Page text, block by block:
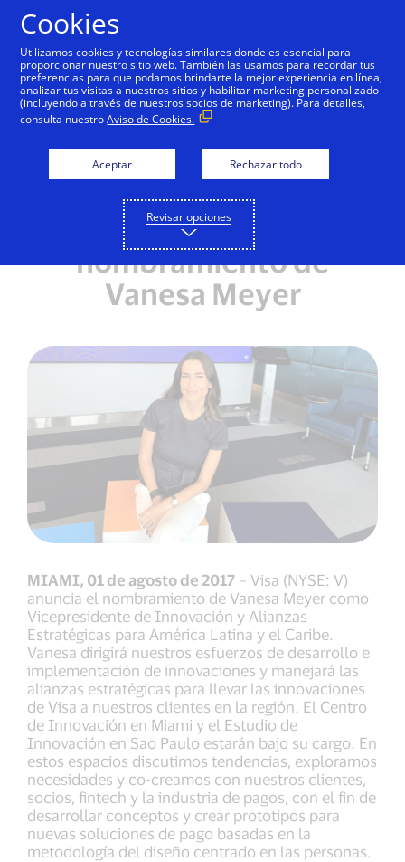
NOTAS DE PRENSA
Visa consolida esfuerzos
de innovación en
América Latina y el
Caribe con el
nombramiento de
Vanesa Meyer
MIAMI, 01 de agosto de 2017 – Visa (NYSE: V)
anuncia el nombramiento de Vanesa Meyer como
Vicepresidente de Innovación y Alianzas
Estratégicas para América Latina y el Caribe.
Vanesa dirigirá nuestros esfuerzos de desarrollo e
implementación de innovaciones y manejará las
alianzas estratégicas para llevar las innovaciones
de Visa a nuestros clientes en la región. El Centro
de Innovación en Miami y el Estudio de
Innovación en Sao Paulo estarán bajo su cargo. En
estos espacios discutimos tendencias, exploramos
necesidades y co-creamos con nuestros clientes,
socios, fintech y la industria de pagos, con el fin de
desarrollar conceptos y crear prototipos para
nuevas soluciones de pago basadas en la
metodología del diseño centrado en las personas.
Cookies
Utilizamos cookies y tecnologías similares donde es esencial para
proporcionar nuestro sitio web. También las usamos para recordar tus
preferencias para que podamos brindarte la mejor experiencia en línea,
analizar tus visitas a nuestros sitios y habilitar marketing personalizado
(incluyendo a través de nuestros socios de marketing). Para detalles,
consulta nuestroAviso de Cookies.
Aceptar Rechazar todo
Revisar opciones